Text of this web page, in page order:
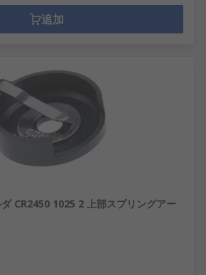
追加
CR2450 1025 2 上部スプリングアー